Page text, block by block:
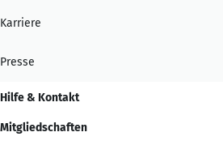
Karriere
Presse
Hilfe & Kontakt
Mitgliedschaften